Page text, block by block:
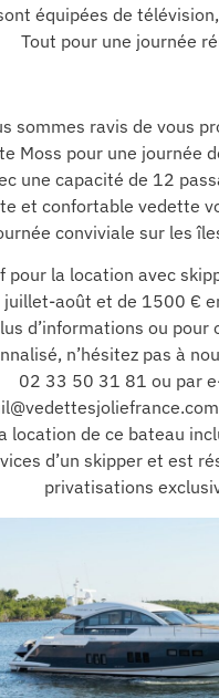
équipées de
Tout pour une journée
sommes ravis de vous
Moss pour une journée
une capacité de 12
et confortable vedette
conviviale sur les
pour la location avec
juillet-août et de 1500 €
d’informations ou pour
n’hésitez pas à
02 33 50 31 81 ou par
location de ce bateau
d’un skipper et est
privatisations